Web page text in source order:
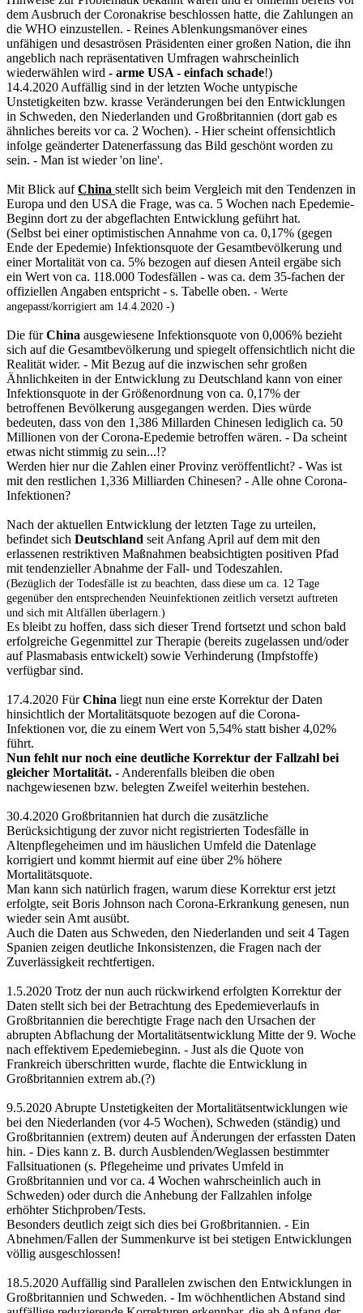
dem Ausbruch der Coronakrise beschlossen hatte, die Zahlungen an
die WHO einzustellen. - Reines Ablenkungsmanöver eines
unfähigen und desaströsen Präsidenten einer großen Nation, die ihn
angeblich nach repräsentativen Umfragen wahrscheinlich
wiederwählen wird - arme USA - einfach schade!)
14.4.2020 Auffällig sind in der letzten Woche untypische
Unstetigkeiten bzw. krasse Veränderungen bei den Entwicklungen
in Schweden, den Niederlanden und Großbritannien (dort gab es
ähnliches bereits vor ca. 2 Wochen). - Hier scheint offensichtlich
infolge geänderter Datenerfassung das Bild geschönt worden zu
sein. - Man ist wieder 'on line'.
Mit Blick aufChina stellt sich beim Vergleich mit den Tendenzen in
Europa und den USA die Frage, was ca. 5 Wochen nach Epedemie-
Beginn dort zu der abgeflachten Entwicklung geführt hat.
(Selbst bei einer optimistischen Annahme von ca. 0,17% (gegen
Ende der Epedemie) Infektionsquote der Gesamtbevölkerung und
einer Mortalität von ca. 5% bezogen auf diesen Anteil ergäbe sich
ein Wert von ca. 118.000 Todesfällen - was ca. dem 35-fachen der
offiziellen Angaben entspricht - s. Tabelle oben. - Werte
angepasst/korrigiert am 14.4.2020 -)
Die fürChina ausgewiesene Infektionsquote von 0,006% bezieht
sich auf die Gesamtbevölkerung und spiegelt offensichtlich nicht die
Realität wider. - Mit Bezug auf die inzwischen sehr großen
Ähnlichkeiten in der Entwicklung zu Deutschland kann von einer
Infektionsquote in der Größenordnung von ca. 0,17% der
betroffenen Bevölkerung ausgegangen werden. Dies würde
bedeuten, dass von den 1,386 Millarden Chinesen lediglich ca. 50
Millionen von der Corona-Epedemie betroffen wären. - Da scheint
etwas nicht stimmig zu sein...!?
Werden hier nur die Zahlen einer Provinz veröffentlicht? - Was ist
mit den restlichen 1,336 Milliarden Chinesen? - Alle ohne Corona-
Infektionen?
Nach der aktuellen Entwicklung der letzten Tage zu urteilen,
befindet sich Deutschland seit Anfang April auf dem mit den
erlassenen restriktiven Maßnahmen beabsichtigten positiven Pfad
mit tendenzieller Abnahme der Fall- und Todeszahlen.
(Bezüglich der Todesfälle ist zu beachten, dass diese um ca. 12 Tage
gegenüber den entsprechenden Neuinfektionen zeitlich versetzt auftreten
und sich mit Altfällen überlagern.)
Es bleibt zu hoffen, dass sich dieser Trend fortsetzt und schon bald
erfolgreiche Gegenmittel zur Therapie (bereits zugelassen und/oder
auf Plasmabasis entwickelt) sowie Verhinderung (Impfstoffe)
verfügbar sind.
17.4.2020 FürChina liegt nun eine erste Korrektur der Daten
hinsichtlich der Mortalitätsquote bezogen auf die Corona-
Infektionen vor, die zu einem Wert von 5,54% statt bisher 4,02%
führt.
Nun fehlt nur noch eine deutliche Korrektur der Fallzahl bei
gleicher Mortalität. - Anderenfalls bleiben die oben
nachgewiesenen bzw. belegten Zweifel weiterhin bestehen.
30.4.2020 Großbritannien hat durch die zusätzliche
Berücksichtigung der zuvor nicht registrierten Todesfälle in
Altenpflegeheimen und im häuslichen Umfeld die Datenlage
korrigiert und kommt hiermit auf eine über 2% höhere
Mortalitätsquote.
Man kann sich natürlich fragen, warum diese Korrektur erst jetzt
erfolgte, seit Boris Johnson nach Corona-Erkrankung genesen, nun
wieder sein Amt ausübt.
Auch die Daten aus Schweden, den Niederlanden und seit 4 Tagen
Spanien zeigen deutliche Inkonsistenzen, die Fragen nach der
Zuverlässigkeit rechtfertigen.
1.5.2020 Trotz der nun auch rückwirkend erfolgten Korrektur der
Daten stellt sich bei der Betrachtung des Epedemieverlaufs in
Großbritannien die berechtigte Frage nach den Ursachen der
abrupten Abflachung der Mortalitätsentwicklung Mitte der 9. Woche
nach effektivem Epedemiebeginn. - Just als die Quote von
Frankreich überschritten wurde, flachte die Entwicklung in
Großbritannien extrem ab.(?)
9.5.2020 Abrupte Unstetigkeiten der Mortalitätsentwicklungen wie
bei den Niederlanden (vor 4-5 Wochen), Schweden (ständig) und
Großbritannien (extrem) deuten auf Änderungen der erfassten Daten
hin. - Dies kann z. B. durch Ausblenden/Weglassen bestimmter
Fallsituationen (s. Pflegeheime und privates Umfeld in
Großbritannien und vor ca. 4 Wochen wahrscheinlich auch in
Schweden) oder durch die Anhebung der Fallzahlen infolge
erhöhter Stichproben/Tests.
Besonders deutlich zeigt sich dies bei Großbritannien. - Ein
Abnehmen/Fallen der Summenkurve ist bei stetigen Entwicklungen
völlig ausgeschlossen!
18.5.2020 Auffällig sind Parallelen zwischen den Entwicklungen in
Großbritannien und Schweden. - Im wöchhentlichen Abstand sind